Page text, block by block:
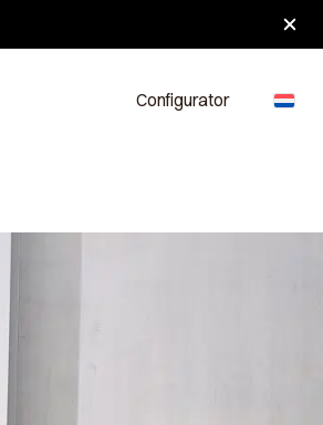
Configurator